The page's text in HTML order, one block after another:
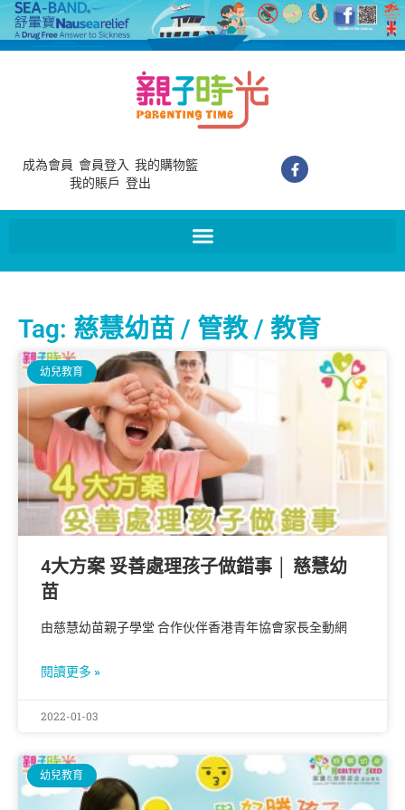
成為會員 會員登入 我的購物籃
我的賬戶 登出
Tag: 慈慧幼苗 / 管教 / 教育
幼兒教育
4大方案 妥善處理孩子做錯事 │ 慈慧幼
苗
由慈慧幼苗親子學堂 合作伙伴香港青年協會家長全動網
閱讀更多 »
2022-01-03
幼兒教育